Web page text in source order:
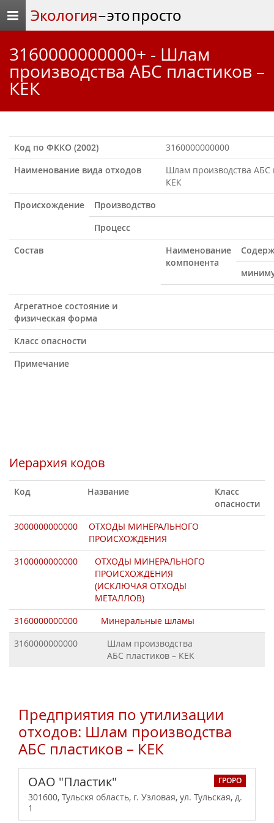
Экология– это просто
3160000000000+ - Шлам
производства АБС пластиков –
КЕК
Код по ФККО (2002)
3160000000000
Наименование вида отходов
Шлам производства АБС
КЕК
Происхождение
Производство
Процесс
Состав
Наименование
компонента
Агрегатное состояние и
физическая форма
Класс опасности
Примечание
Иерархия кодов
Код Название
Класс
опасности
3000000000000
ОТХОДЫ МИНЕРАЛЬНОГО
ПРОИСХОЖДЕНИЯ
3100000000000
ОТХОДЫ МИНЕРАЛЬНОГО
ПРОИСХОЖДЕНИЯ
(ИСКЛЮЧАЯ ОТХОДЫ
МЕТАЛЛОВ)
3160000000000
Минеральные шламы
3160000000000
Шлам производства
АБС пластиков – КЕК
Предприятия по утилизации
отходов: Шлам производства
АБС пластиков – КЕК
ГРОРО
ОАО "Пластик"
301600, Тульскя область, г. Узловая, ул. Тульская, д.
1